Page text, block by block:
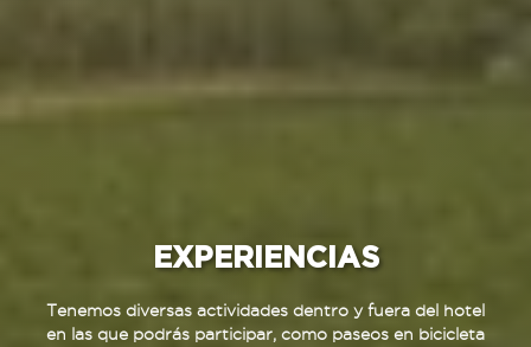
EXPERIENCIAS
Tenemos diversas actividades dentro y fuera del hotel
en las que podrás participar, como paseos en bicicleta